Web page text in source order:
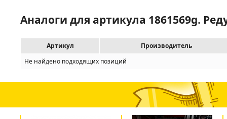
Аналоги для артикула 1861569g.
Артикул
Производитель
Не найдено подходящих позиций